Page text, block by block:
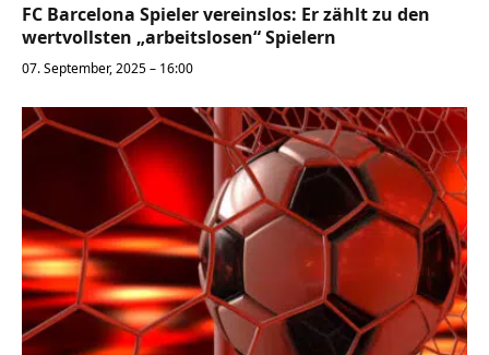
FC Barcelona Spieler vereinslos: Er zählt zu den
wertvollsten „arbeitslosen“ Spielern
07. September, 2025 – 16:00